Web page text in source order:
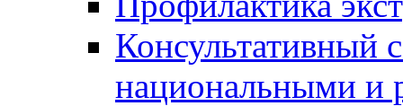
Консультативный
национальными и